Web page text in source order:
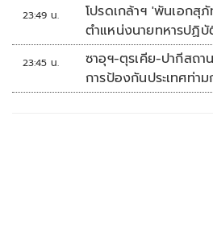
23:49 น.
โปรดเกล้าฯ 'พันเอกสุ
ตำแหน่งนายทหารปฏิบั
'พลตรี'
23:45 น.
ซาอุฯ-ตุรเคีย-ปากีสถ
การป้องกันประเทศท่า